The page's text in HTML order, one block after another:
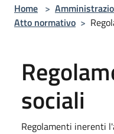
Home >
Atto normativo >
sociali
Regolamenti inerenti